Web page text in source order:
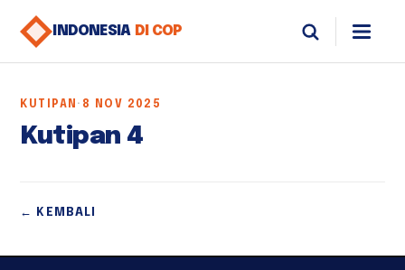
INDONESIA DI COP
KUTIPAN · 8 NOV 2025
Kutipan 4
← KEMBALI